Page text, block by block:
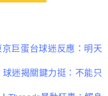
巨蛋台球迷反應：明天
迷揭關鍵力挺：不能只